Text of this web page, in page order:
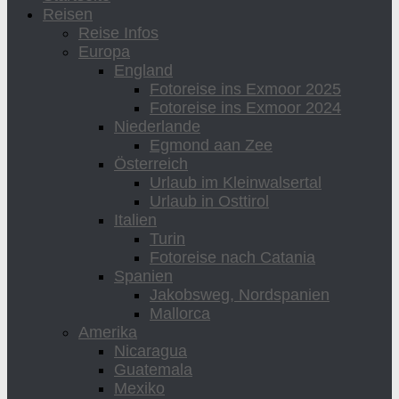
Reisen
Reise Infos
Europa
England
Fotoreise ins Exmoor 2025
Fotoreise ins Exmoor 2024
Niederlande
Egmond aan Zee
Österreich
Urlaub im Kleinwalsertal
Urlaub in Osttirol
Italien
Turin
Fotoreise nach Catania
Spanien
Jakobsweg, Nordspanien
Mallorca
Amerika
Nicaragua
Guatemala
Mexiko